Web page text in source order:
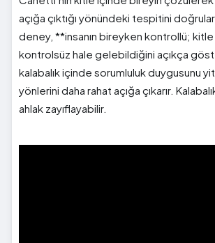
açığa çıktığı yönündeki tespitini
deney, **insanın bireyken kontrollü;
kontrolsüz hale gelebildiğini açıkça
kalabalık içinde sorumluluk duygusunu
yönlerini daha rahat açığa çıkarır.
ahlak zayıflayabilir.